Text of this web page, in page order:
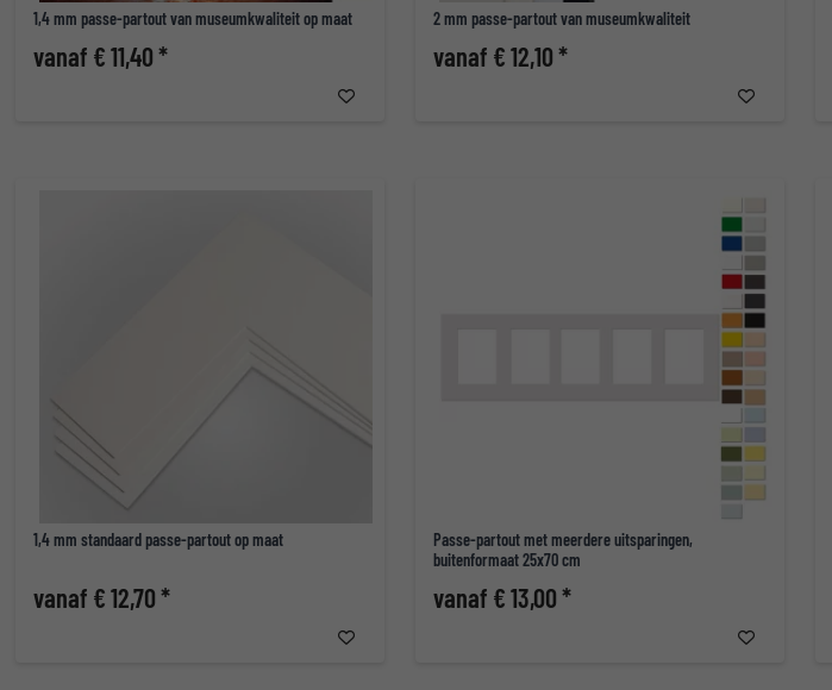
1,4 mm passe-partout van museumkwaliteit op maat
vanaf € 11,40 *
2 mm passe-partout van museumkwaliteit
vanaf € 12,10 *
1,4 mm standaard passe-partout op maat
vanaf € 12,70 *
Passe-partout met meerdere uitsparingen,
buitenformaat 25x70 cm
vanaf € 13,00 *